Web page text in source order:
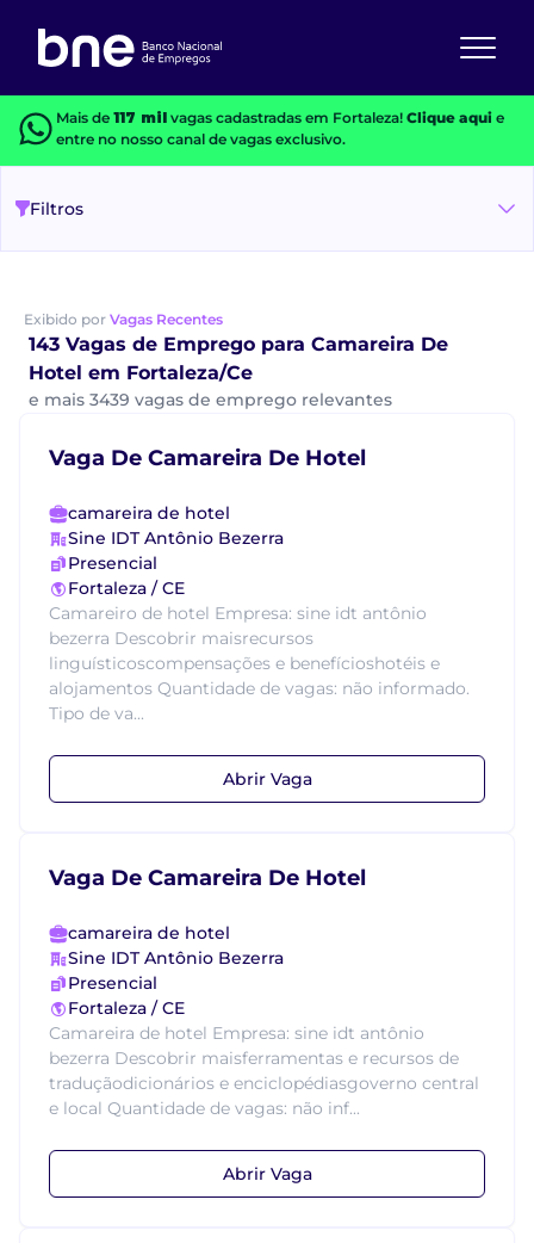
Mais de 117 milvagas cadastradas em Fortaleza! Clique aquie
entre no nosso canal de vagas exclusivo.
Filtros
Exibido por Vagas Recentes
143 Vagas de Emprego para Camareira De
Hotel em Fortaleza/Ce
e mais 3439 vagas de emprego relevantes
Vaga De Camareira De Hotel
camareira de hotel
Sine IDT Antônio Bezerra
Presencial
Fortaleza / CE
Camareiro de hotel Empresa: sine idt antônio
bezerra Descobrir maisrecursos
linguísticoscompensações e benefícioshotéis e
alojamentos Quantidade de vagas: não informado.
Tipo de va...
Abrir Vaga
Vaga De Camareira De Hotel
camareira de hotel
Sine IDT Antônio Bezerra
Presencial
Fortaleza / CE
Camareira de hotel Empresa: sine idt antônio
bezerra Descobrir maisferramentas e recursos de
traduçãodicionários e enciclopédiasgoverno central
e local Quantidade de vagas: não inf...
Abrir Vaga